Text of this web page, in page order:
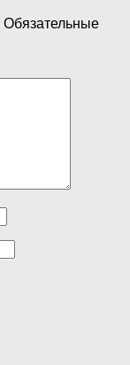
Обязательные